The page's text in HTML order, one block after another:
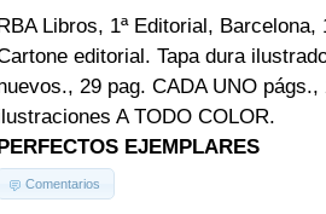
Libros, 1ª Editorial, Barcelona,
editorial. Tapa dura
29 pag. CADA UNO
A TODO COLOR.
EJEMPLARES
Comentarios